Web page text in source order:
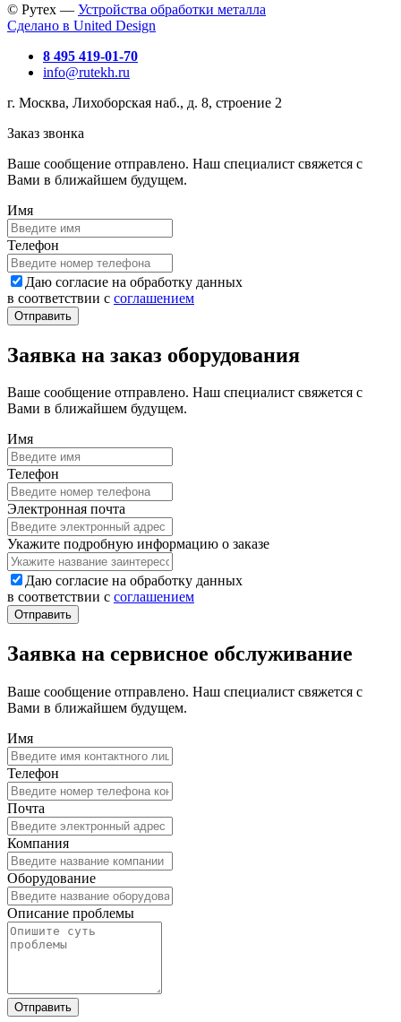
© Рутех — Устройства обработки металла
Сделано в United Design
8 495 419-01-70
info@rutekh.ru
г. Москва, Лихоборская наб., д. 8, строение 2
Заказ звонка
Ваше сообщение отправлено. Наш специалист свяжется с
Вами в ближайшем будущем.
Имя
Телефон
Даю согласие на обработку данных
в соответствии с соглашением
Заявка на заказ оборудования
Ваше сообщение отправлено. Наш специалист свяжется с
Вами в ближайшем будущем.
Имя
Телефон
Электронная почта
Укажите подробную информацию о заказе
Даю согласие на обработку данных
в соответствии с соглашением
Заявка на сервисное обслуживание
Ваше сообщение отправлено. Наш специалист свяжется с
Вами в ближайшем будущем.
Имя
Телефон
Почта
Компания
Оборудование
Описание проблемы